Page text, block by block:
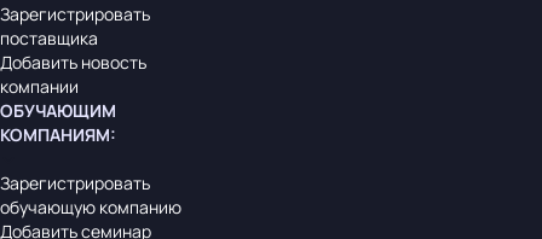
Зарегистрировать
поставщика
Добавить новость
компании
ОБУЧАЮЩИМ
КОМПАНИЯМ:
Зарегистрировать
обучающую компанию
Добавить семинар